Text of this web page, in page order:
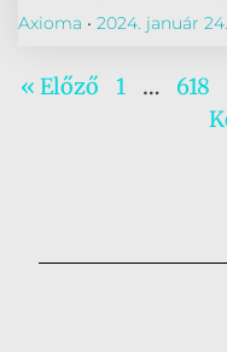
Axioma 2024. január 24.
« Előző 1 … 618